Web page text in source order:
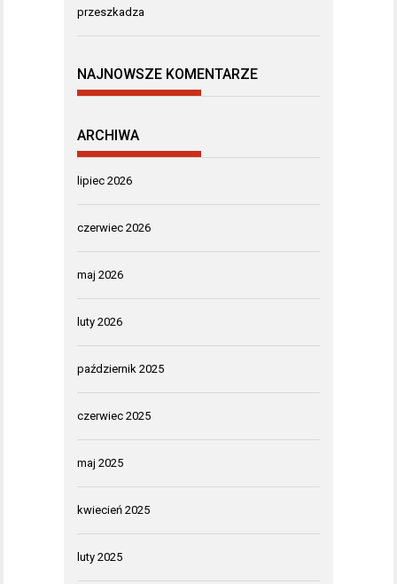
przeszkadza
NAJNOWSZE KOMENTARZE
ARCHIWA
lipiec 2026
czerwiec 2026
maj 2026
luty 2026
październik 2025
czerwiec 2025
maj 2025
kwiecień 2025
luty 2025